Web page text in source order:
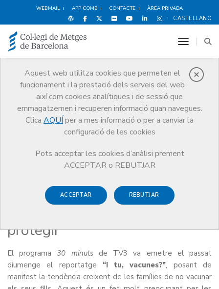
WEBMAIL APP COMB CONTACTE ÀREA PRIVADA
CASTELLANO
Aquest web utilitza cookies que permeten el
funcionament i la prestació dels serveis del web
així com cookies analítiques i de sessió que
emmagatzemen i recuperen informació quan navegues.
Clica AQUÍ per a mes informació o per a canviar la
configuració de les cookies
Pots acceptar les cookies d’anàlisi prement
ACCEPTAR o REBUTJAR
ACCEPTAR REBUTJAR
toggle
Notícies
Comunicació
Notícies
El reportatge “I tu, vacunes?” recorda que “vacunar és protegir”
10 DE FEBRER DE 2016
El reportatge “I tu, vacunes?”
protegir”
El programa30 minutsde TV3 va emetre el passat
diumenge el reportatge “I tu, vacunes?”, posant de
manifest la tendència creixent de les famílies de no vacunar